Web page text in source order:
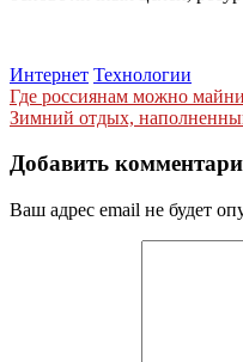
Интернет Технологии
Навигация
по
записям
Где россиянам можно
Зимний отдых,
Добавить
Ваш адрес email не будет